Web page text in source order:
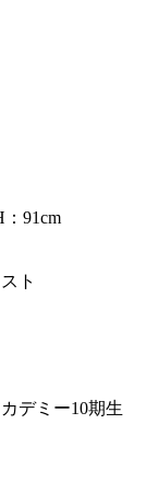
：91cm
ト
デミー10期生